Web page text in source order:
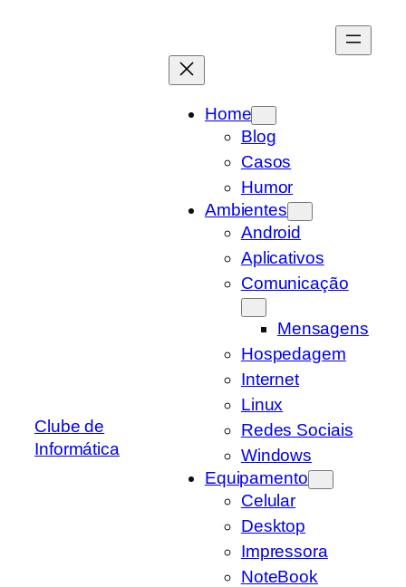
Clube de
Informática
Home
Blog
Casos
Humor
Ambientes
Android
Aplicativos
Comunicação
Mensagens
Hospedagem
Internet
Linux
Redes Sociais
Windows
Equipamento
Celular
Desktop
Impressora
NoteBook